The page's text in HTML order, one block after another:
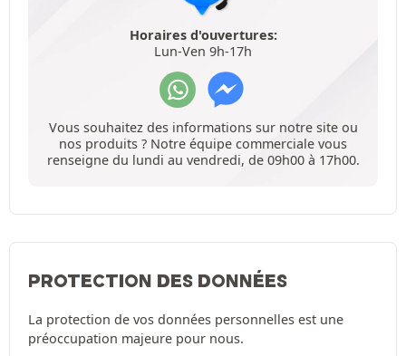
Horaires d'ouvertures:
Lun-Ven 9h-17h
Vous souhaitez des informations sur notre site ou
nos produits ? Notre équipe commerciale vous
renseigne du lundi au vendredi, de 09h00 à 17h00.
PROTECTION DES DONNÉES
La protection de vos données personnelles est une
préoccupation majeure pour nous.